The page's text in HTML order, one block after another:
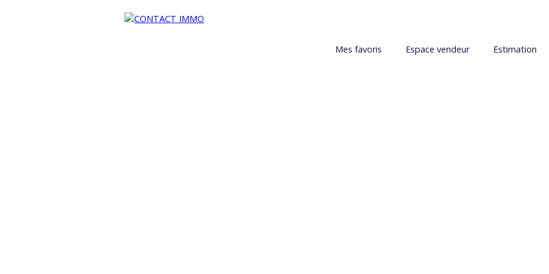
Mes favoris Espace vendeur Estimation